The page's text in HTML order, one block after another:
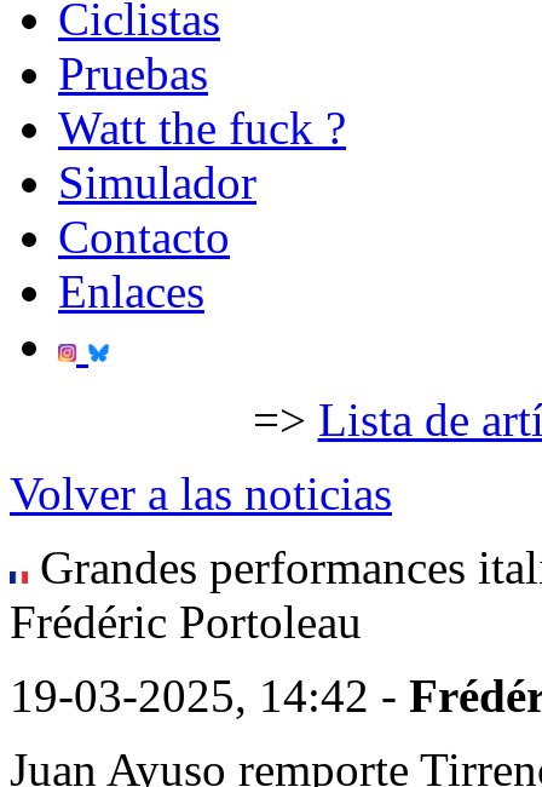
Ciclistas
Pruebas
Watt the fuck ?
Simulador
Contacto
Enlaces
=> Lista de
Volver a las noticias
Grandes performances
Frédéric Portoleau
19-03-2025, 14:42 -
Juan Ayuso remporte